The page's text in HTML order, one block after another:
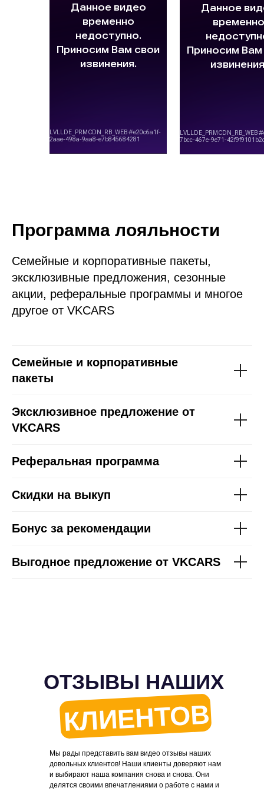
Программа лояльности
Семейные и корпоративные пакеты,
эксклюзивные предложения, сезонные
акции, реферальные программы и многое
другое от VKCARS
Cемейные и корпоративные
пакеты
Эксклюзивное предложение от
VKCARS
Реферальная программа
Скидки на выкуп
Бонус за рекомендации
Выгодное предложение от VKCARS
ОТЗЫВЫ НАШИХ
КЛИЕНТОВ
Мы рады представить вам видео отзывы наших
довольных клиентов! Наши клиенты доверяют нам
и выбирают наша компания снова и снова. Они
делятся своими впечатлениями о работе с нами и